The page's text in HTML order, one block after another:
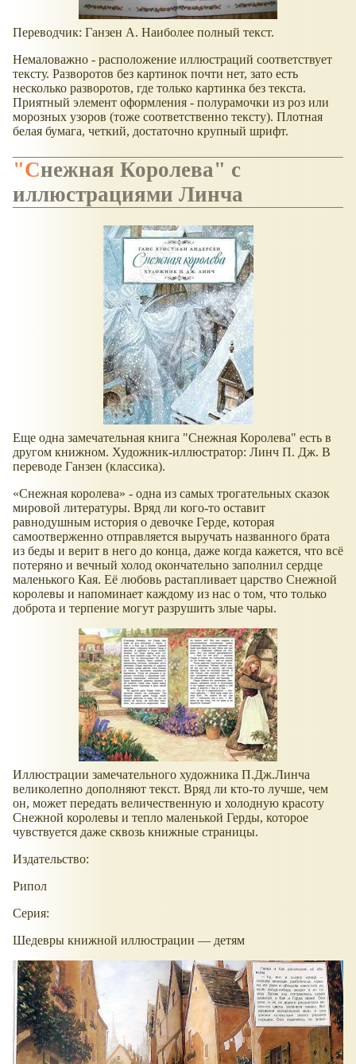
Переводчик: Ганзен А. Наиболее полный текст.
Немаловажно - расположение иллюстраций соответствует
тексту. Разворотов без картинок почти нет, зато есть
несколько разворотов, где только картинка без текста.
Приятный элемент оформления - полурамочки из роз или
морозных узоров (тоже соответственно тексту). Плотная
белая бумага, четкий, достаточно крупный шрифт.
"Снежная Королева" с
иллюстрациями Линча
Еще одна замечательная книга "Снежная Королева" есть в
другом книжном. Художник-иллюстратор: Линч П. Дж. В
переводе Ганзен (классика).
Снежная королева
- одна из самых трогательных сказок
мировой литературы. Вряд ли кого-то оставит
равнодушным история о девочке Герде, которая
самоотверженно отправляется выручать названного брата
из беды и верит в него до конца, даже когда кажется, что всё
потеряно и вечный холод окончательно заполнил сердце
маленького Кая. Её любовь растапливает царство Снежной
королевы и напоминает каждому из нас о том, что только
доброта и терпение могут разрушить злые чары.
Иллюстрации замечательного художника П.Дж.Линча
великолепно дополняют текст. Вряд ли кто-то лучше, чем
он, может передать величественную и холодную красоту
Снежной королевы и тепло маленькой Герды, которое
чувствуется даже сквозь книжные страницы.
Издательство:
Рипол
Серия:
Шедевры книжной иллюстрации — детям